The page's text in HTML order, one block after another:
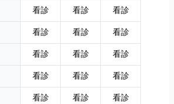
看診 看診
看診
看診 看診
看診
看診 看診
看診
看診 看診
看診
看診 看診 看診